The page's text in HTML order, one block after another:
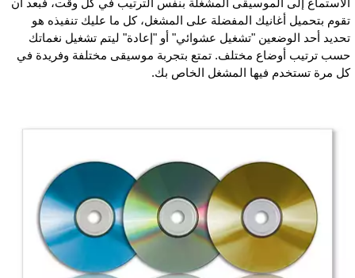
تقوم بتحميل أغانيك المفضلة على المشغل، كل ما عليك تنفيذه هو
تحديد أحد الوضعين "تشغيل عشوائي" أو "إعادة" ليتم تشغيل نغماتك
حسب ترتيب أوضاع مختلف. تمتع بتجربة موسيقى مختلفة وفريدة في
كل مرة تستخدم فيها المشغل الخاص بك.